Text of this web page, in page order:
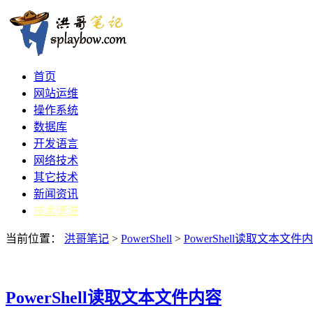
首页
网站运维
操作系统
数据库
开发语言
网络技术
其它技术
新闻资讯
技术请进
当前位置： 洪哥笔记 > PowerShell > PowerShell读取文本文件
PowerShell读取文本文件内容